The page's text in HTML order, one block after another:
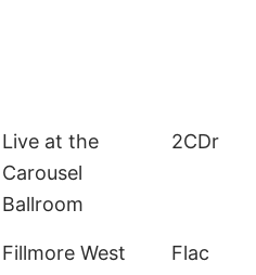
Live at the
Carousel
Ballroom
2CDr
Fillmore West Flac